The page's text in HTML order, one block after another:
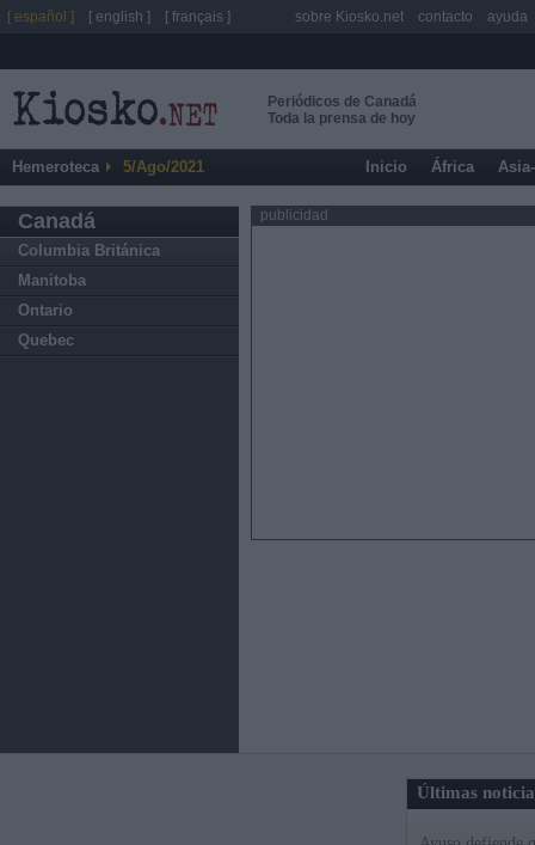
Periódicos de Canadá
Toda la prensa de hoy
Hemeroteca 5/Ago/2021 Inicio África
Canadá
Columbia Británica
Manitoba
Ontario
Quebec
publicidad
Últimas
[ español ] [ english ] [ français ] sobre Kiosko.net contacto ayuda